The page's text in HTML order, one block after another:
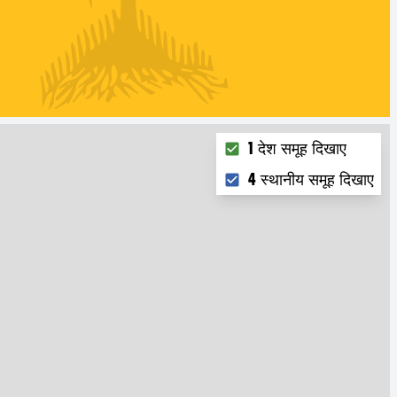
Choose what you want
1 देश समूह दिखाए
4 स्थानीय समूह दिखाए